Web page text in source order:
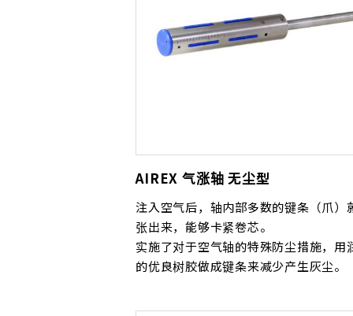
AIREX 气涨轴 无尘型
注入空气后，轴内部多数的键条（爪）
张出来，能够卡紧卷芯。
实施了对于空气轴的特殊防尘措施，用
的优良树胶做成键条来减少产生灰尘。